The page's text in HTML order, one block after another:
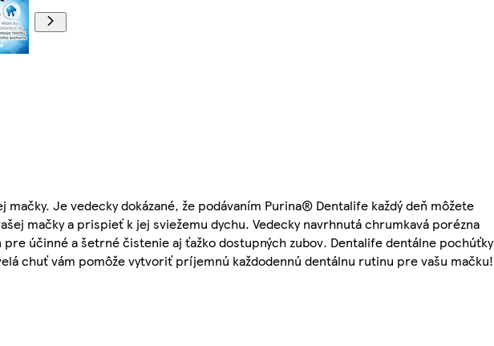
Je vedecky dokázané, že podávaním Purina® Dentalife každý deň môžete
mačky a prispieť k jej sviežemu dychu. Vedecky navrhnutá chrumkavá porézna
účinné a šetrné čistenie aj ťažko dostupných zubov. Dentalife dentálne pochúťky
chuť vám pomôže vytvoriť príjemnú každodennú dentálnu rutinu pre vašu mačku!